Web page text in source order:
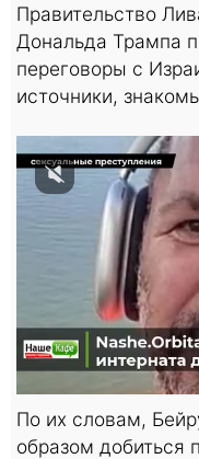
Правительство
Дональда Трампа
переговоры с
источники,
По их словам,
образом добиться